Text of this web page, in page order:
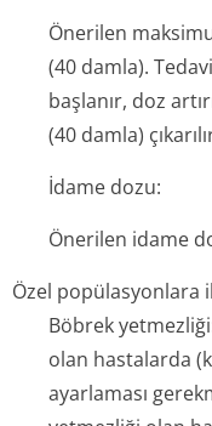
Önerilen
(40 damla).
başlanır, doz
(40 damla)
İdame dozu:
Önerilen idame
Özel popülasyonlara
Böbrek
olan hastalarda
ayarlaması